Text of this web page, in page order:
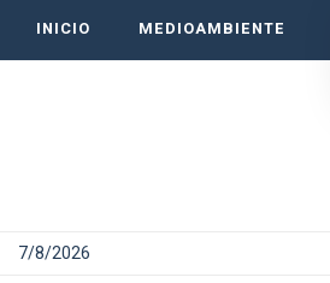
INICIO MEDIOAMBIENTE
7/8/2026